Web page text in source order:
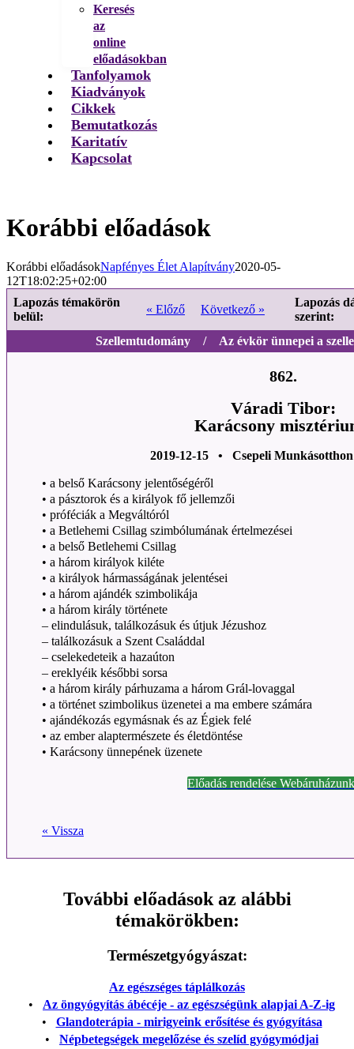
Keresés
az
online
előadásokban
Tanfolyamok
Kiadványok
Cikkek
Bemutatkozás
Karitatív
Kapcsolat
Korábbi előadások
Korábbi előadásokNapfényes Élet Alapítvány2020-05-
12T18:02:25+02:00
Lapozás témakörön
belül:
« Előző Következő »
Lapozás
szerint:
Szellemtudomány / Az évkör ünnepei a
862.
Váradi Tibor:
Karácsony
2019-12-15 • Csepeli
• a belső Karácsony jelentőségéről
• a pásztorok és a királyok fő jellemzői
• próféciák a Megváltóról
• a Betlehemi Csillag szimbólumának értelmezései
• a belső Betlehemi Csillag
• a három királyok kiléte
• a királyok hármasságának jelentései
• a három ajándék szimbolikája
• a három király története
– elindulásuk, találkozásuk és útjuk Jézushoz
– találkozásuk a Szent Családdal
– cselekedeteik a hazaúton
– ereklyéik későbbi sorsa
• a három király párhuzama a három Grál-lovaggal
• a történet szimbolikus üzenetei a ma embere számára
• ajándékozás egymásnak és az Égiek felé
• az ember alaptermészete és életdöntése
• Karácsony ünnepének üzenete
Előadás rendelése
« Vissza
További előadások az alábbi
témakörökben:
Természetgyógyászat:
Az egészséges táplálkozás
• Az öngyógyítás ábécéje - az egészségünk alapjai A-Z-ig
• Glandoterápia - mirigyeink erősítése és gyógyítása
• Népbetegségek megelőzése és szelíd gyógymódjai